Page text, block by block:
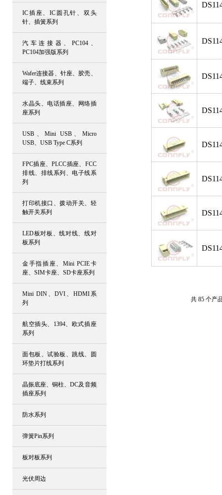
IC插座、IC圆孔针、双头
针、插簧系列
汽车连接器、PC104、
PC104加强版系列
Wafer连接器、针座、胶壳、
端子、线束系列
水晶头、电话插座、网络插
座系列
USB、Mini USB、Micro
USB、USB Type C系列
FPC插座、PLCC插座、FCC
排线、排线系列、电子线系
列
打印机接口、拨动开关、轻
触开关系列
LED板对板、线对线、线对
板系列
金手指插座、Mini PCIE卡
座、SIM卡座、SD卡座系列
Mini DIN、DVI、HDMI系
列
航空插头、1394、欧式插座
系列
面包板、试验板、跳线、圆
环垫片打线系列
晶振底座、铜柱、DC及音频
插座系列
防水系列
弹簧Pin系列
板对板系列
光伏周边
共 85 个产